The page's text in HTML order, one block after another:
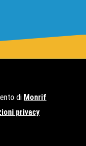
di Monrif
privacy